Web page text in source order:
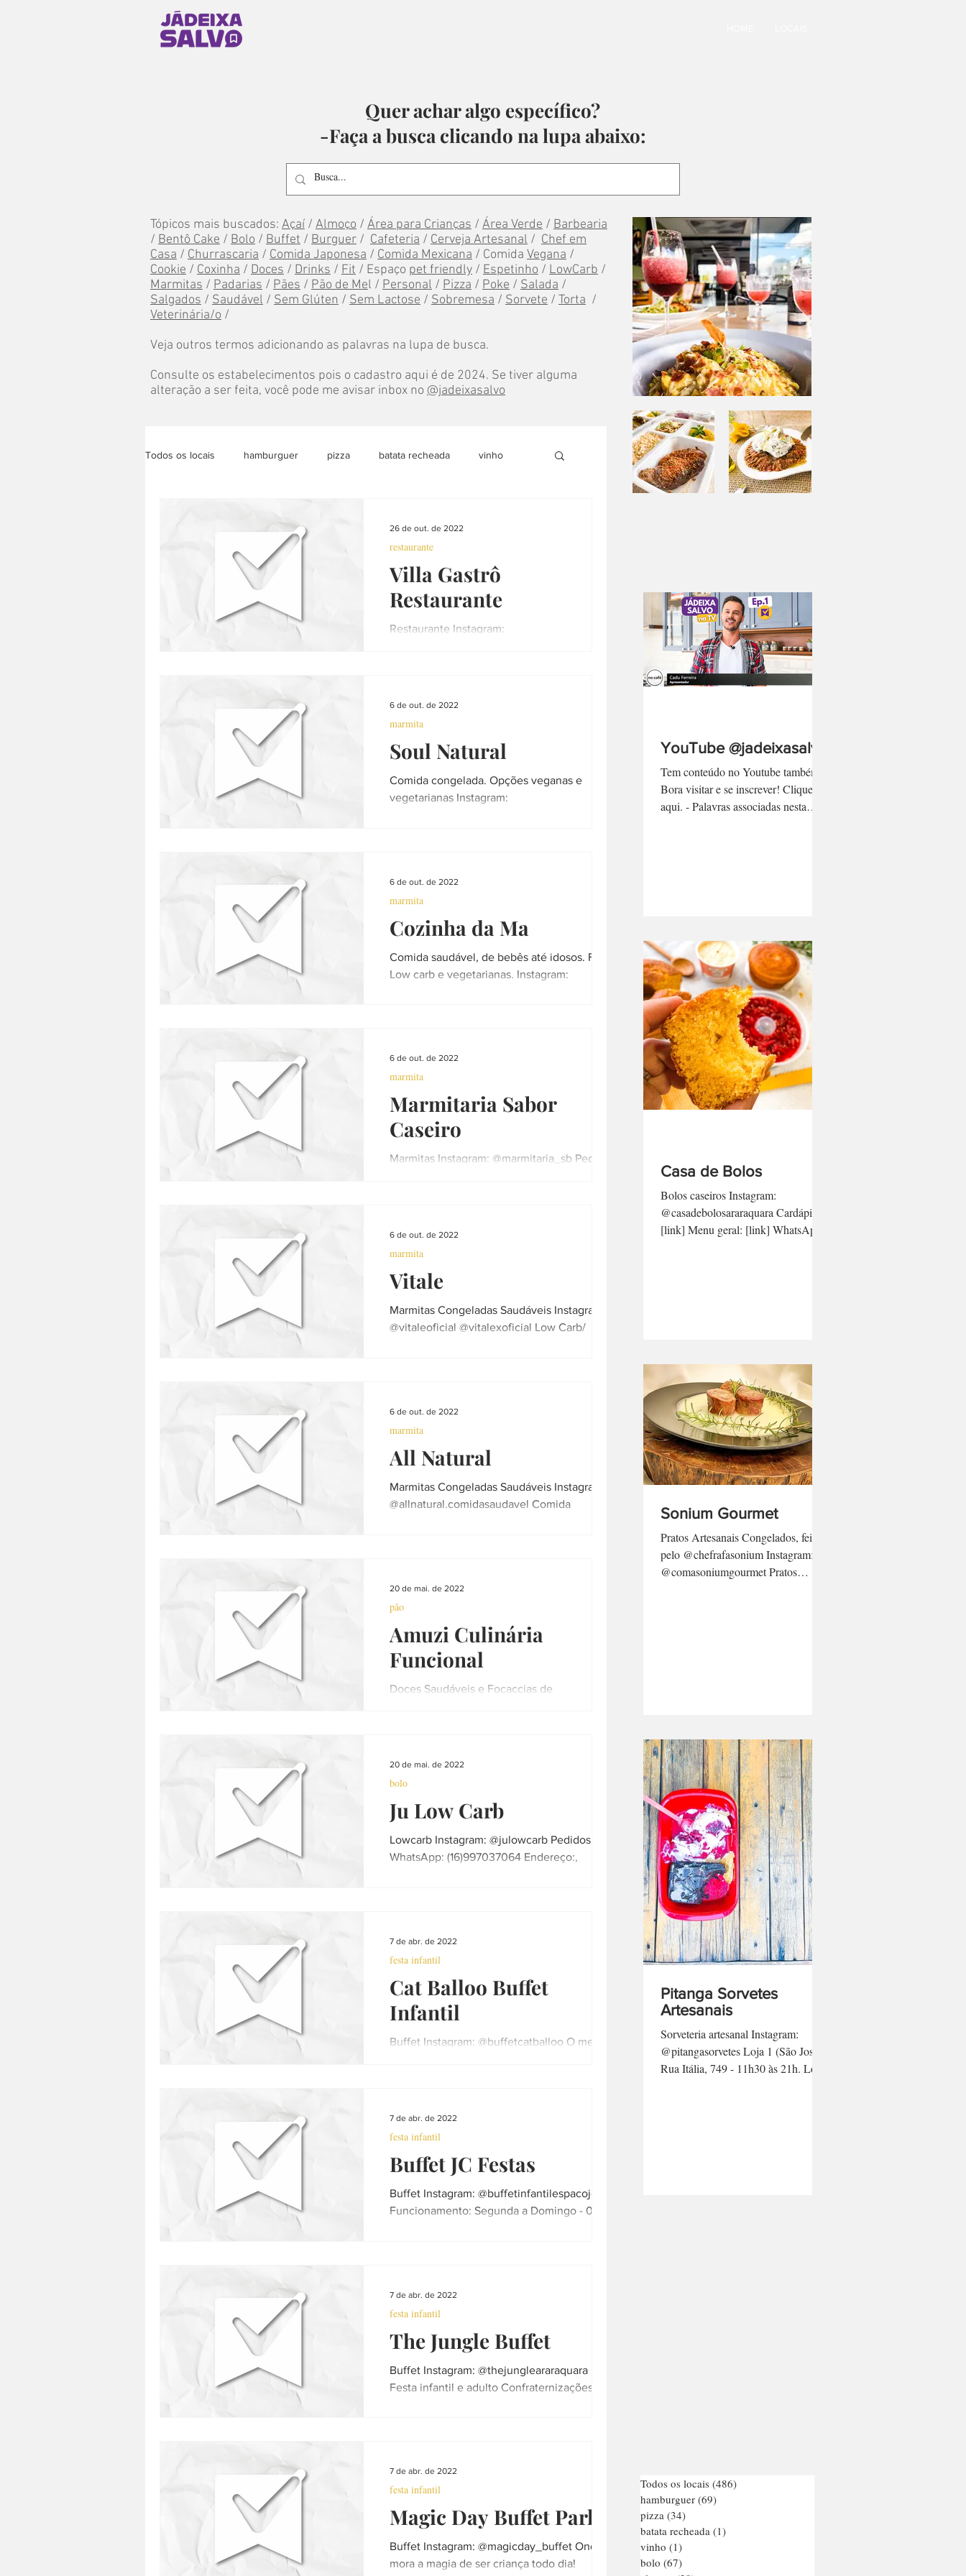
Quer achar algo específico?
-Faça a busca clicando na lupa abaixo:
Tópicos mais buscados: Açaí / Almoço / Área para Crianças / Área Verde / Barbearia
/ Bentô Cake / Bolo / Buffet / Burguer / Cafeteria / Cerveja Artesanal / Chef em
Casa / Churrascaria / Comida Japonesa / Comida Mexicana / Comida Vegana /
Cookie / Coxinha / Doces / Drinks / Fit / Espaço pet friendly / Espetinho / LowCarb /
Marmitas / Padarias / Pães / Pão de Mel / Personal / Pizza / Poke / Salada /
Salgados / Saudável / Sem Glúten / Sem Lactose / Sobremesa / Sorvete / Torta /
Veterinária/o /
Veja outros termos adicionando as palavras na lupa de busca.
Consulte os estabelecimentos pois o cadastro aqui é de 2024. Se tiver alguma
alteração a ser feita, você pode me avisar inbox no @jadeixasalvo
Todos os locais hamburguer pizza batata recheada vinho
pet sobremesa loja colaborativa
culinária internacional árabe
comida japonesa churrasco decoração
Villa Gastrô
Restaurante
Restaurante Instagram:
restaurante
26 de out. de 2022
Soul Natural
Comida congelada. Opções veganas e
vegetarianas Instagram:
marmita
6 de out. de 2022
Cozinha da Ma
Comida saudável, de bebês até idosos. Fit,
Low carb e vegetarianas. Instagram:
marmita
6 de out. de 2022
Marmitaria Sabor
Caseiro
Marmitas Instagram: @marmitaria_sb Pedidos
marmita
6 de out. de 2022
Vitale
Marmitas Congeladas Saudáveis Instagram:
@vitaleoficial @vitalexoficial Low Carb/
marmita
6 de out. de 2022
All Natural
Marmitas Congeladas Saudáveis Instagram:
@allnatural.comidasaudavel Comida
marmita
6 de out. de 2022
Amuzi Culinária
Funcional
Doces Saudáveis e Focaccias de
pão
20 de mai. de 2022
Ju Low Carb
Lowcarb Instagram: @julowcarb Pedidos pelo
WhatsApp: (16)997037064 Endereço:,
bolo
20 de mai. de 2022
Cat Balloo Buffet
Infantil
Buffet Instagram: @buffetcatballoo O melhor
festa infantil
7 de abr. de 2022
Buffet JC Festas
Buffet Instagram: @buffetinfantilespacojc
Funcionamento: Segunda a Domingo - 08hs
festa infantil
7 de abr. de 2022
The Jungle Buffet
Buffet Instagram: @thejungleararaquara
Festa infantil e adulto Confraternizações
festa infantil
7 de abr. de 2022
Magic Day Buffet Park
Buffet Instagram: @magicday_buffet Onde
mora a magia de ser criança todo dia!
festa infantil
7 de abr. de 2022
YouTube @jadeixasalvo
Tem conteúdo no Youtube também!
Bora visitar e se inscrever! Clique
aqui. - Palavras associadas nesta
Casa de Bolos
Bolos caseiros Instagram:
@casadebolosararaquara Cardápio:
[link] Menu geral: [link] WhatsApp:
Sonium Gourmet
Pratos Artesanais Congelados, feitos
pelo @chefrafasonium Instagram:
@comasoniumgourmet Pratos
Pitanga Sorvetes
Artesanais
Sorveteria artesanal Instagram:
@pitangasorvetes Loja 1 (São José):
Rua Itália, 749 - 11h30 às 21h. Loja
Todos os locais (486)
hamburguer (69)
pizza (34)
batata recheada (1)
vinho (1)
bolo (67)